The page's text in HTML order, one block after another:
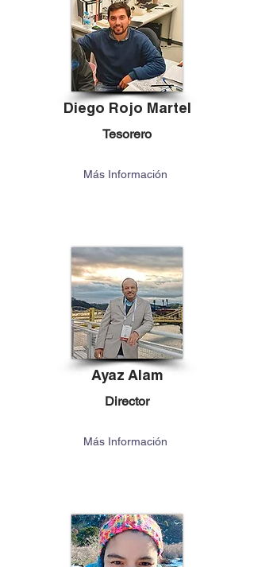
Diego Rojo Martel
Tesorero
Más Información
Ayaz Alam
Director
Más Información